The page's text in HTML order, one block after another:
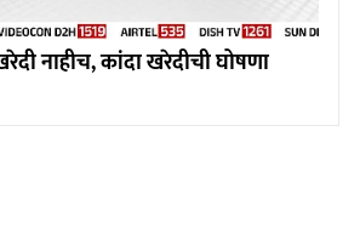
नाहीच, कांदा खरेदीची घोषणा